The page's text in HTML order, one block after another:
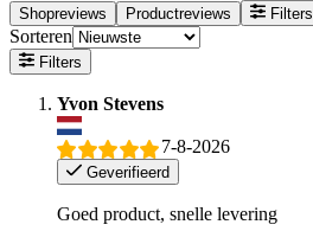
Shopreviews
Productreviews Filters
Sorteren
Filters
Yvon Stevens
7-8-2026
Geverifieerd
Goed product, snelle levering